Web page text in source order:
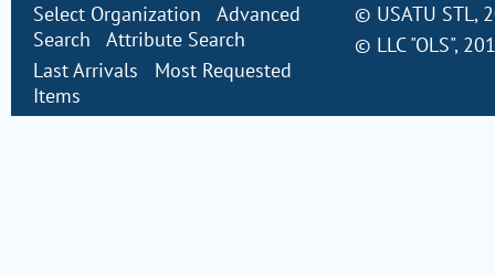
Select Organization
Advanced
Search
Attribute Search
Last Arrivals
Most Requested
Items
© USATU STL,
© LLC "OLS",